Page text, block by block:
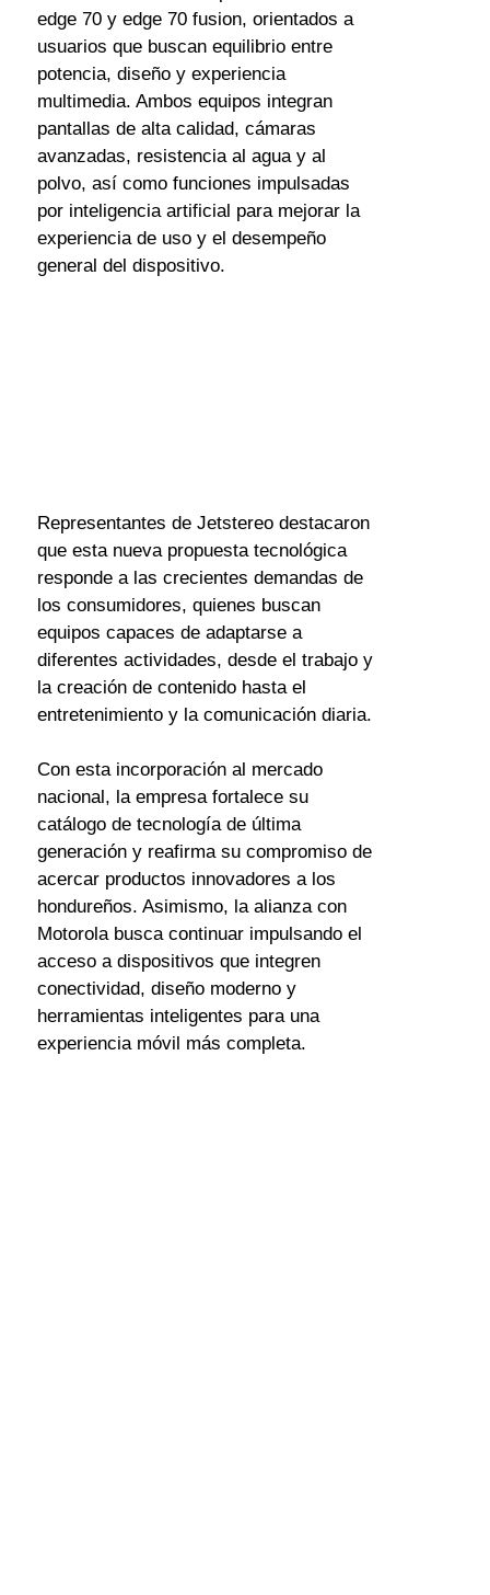
edge 70 y edge 70 fusion, orientados a
usuarios que buscan equilibrio entre
potencia, diseño y experiencia
multimedia. Ambos equipos integran
pantallas de alta calidad, cámaras
avanzadas, resistencia al agua y al
polvo, así como funciones impulsadas
por inteligencia artificial para mejorar la
experiencia de uso y el desempeño
general del dispositivo.
Representantes de Jetstereo destacaron
que esta nueva propuesta tecnológica
responde a las crecientes demandas de
los consumidores, quienes buscan
equipos capaces de adaptarse a
diferentes actividades, desde el trabajo y
la creación de contenido hasta el
entretenimiento y la comunicación diaria.
Con esta incorporación al mercado
nacional, la empresa fortalece su
catálogo de tecnología de última
generación y reafirma su compromiso de
acercar productos innovadores a los
hondureños. Asimismo, la alianza con
Motorola busca continuar impulsando el
acceso a dispositivos que integren
conectividad, diseño moderno y
herramientas inteligentes para una
experiencia móvil más completa.